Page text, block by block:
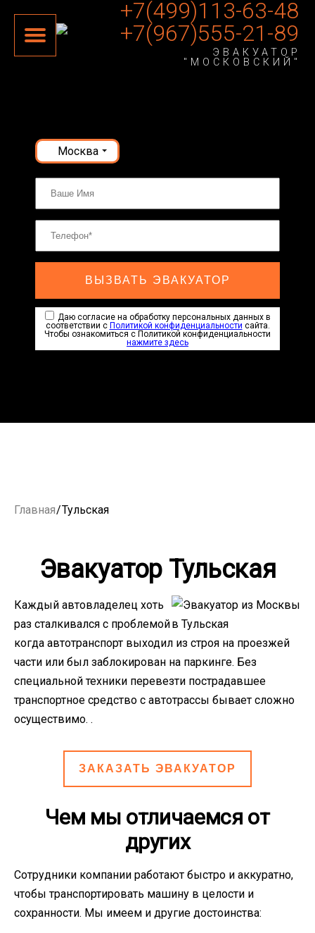
+7(499)113-63-48
+7(967)555-21-89
ЭВАКУАТОР
"МОСКОВСКИЙ"
Москва
ВЫЗВАТЬ ЭВАКУАТОР
Даю согласие на обработку персональных данных в
соответствии с Политикой конфиденциальности сайта.
Чтобы ознакомиться с Политикой конфиденциальности
нажмите здесь
Главная/Тульская
Эвакуатор Тульская
Каждый автовладелец хоть
раз сталкивался с проблемой
когда автотранспорт выходил из строя на проезжей
части или был заблокирован на паркинге. Без
специальной техники перевезти пострадавшее
транспортное средство с автотрассы бывает сложно
осуществимо. .
ЗАКАЗАТЬ ЭВАКУАТОР
Чем мы отличаемся от
других
Сотрудники компании работают быстро и аккуратно,
чтобы транспортировать машину в целости и
сохранности. Мы имеем и другие достоинства: